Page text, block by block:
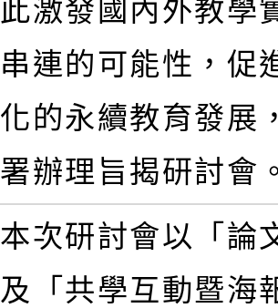
此激發國內外教學
串連的可能性，促
化的永續教育發展
署辦理旨揭研討會
本次研討會以「論
及「共學互動暨海